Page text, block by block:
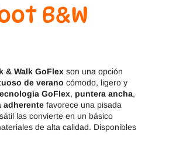
Titanitos
Zapy
B&W
& Walk GoFlex son una opción
de verano cómodo, ligero y
GoFlex, puntera ancha,
adherente favorece una pisada
las convierte en un básico
de alta calidad. Disponibles